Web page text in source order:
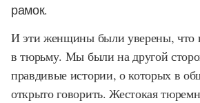
рамок.
И эти женщины были уверены, что
в тюрьму. Мы были на другой
правдивые истории, о которых в
открыто говорить. Жестокая